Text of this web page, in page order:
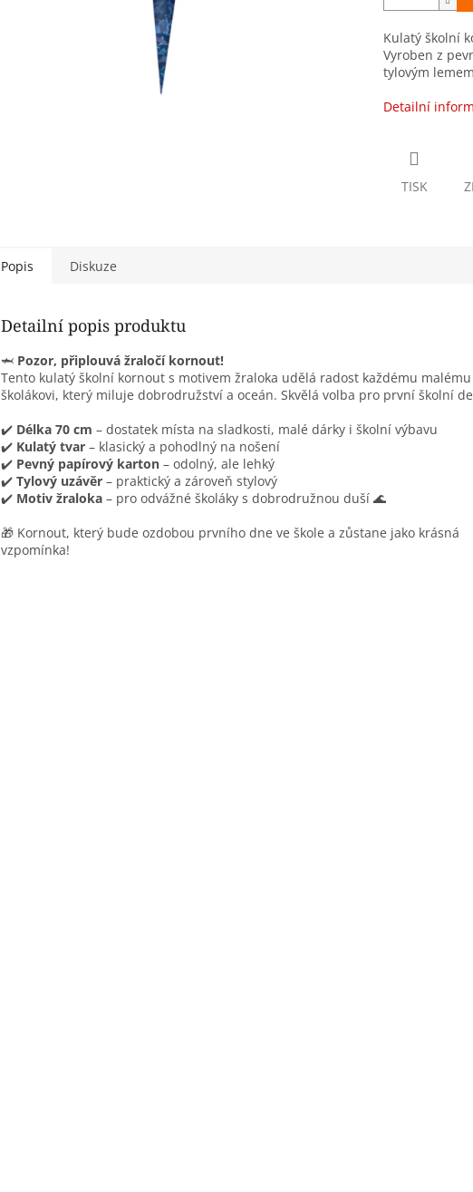
Kulatý školní
Vyroben z
tylovým
Detailní
TISK
Popis Diskuze
Detailní popis produktu
🦈 Pozor, připlouvá žraločí kornout!
Tento kulatý školní kornout s motivem žraloka udělá radost každému malému
školákovi, který miluje dobrodružství a oceán. Skvělá volba pro první školní
✔️ Délka 70 cm – dostatek místa na sladkosti, malé dárky i školní výbavu
✔️ Kulatý tvar – klasický a pohodlný na nošení
✔️ Pevný papírový karton – odolný, ale lehký
✔️ Tylový uzávěr – praktický a zároveň stylový
✔️ Motiv žraloka – pro odvážné školáky s dobrodružnou duší 🌊
🎁 Kornout, který bude ozdobou prvního dne ve škole a zůstane jako krásná
vzpomínka!